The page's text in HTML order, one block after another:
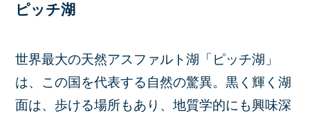
ピッチ湖
世界最大の天然アスファルト湖「ピッチ湖」
は、この国を代表する自然の驚異。黒く輝く湖
面は、歩ける場所もあり、地質学的にも興味深